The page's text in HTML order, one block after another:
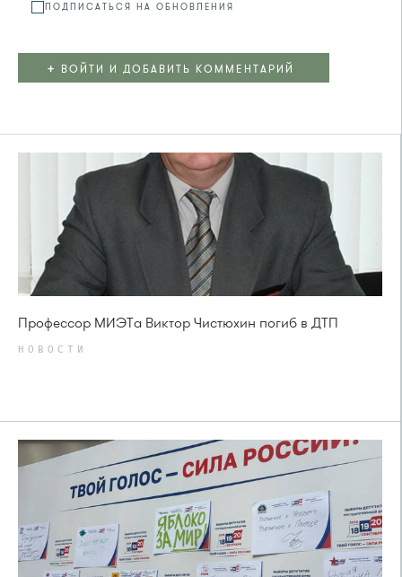
ПОДПИСАТЬСЯ НА ОБНОВЛЕНИЯ
+ ВОЙТИ И ДОБАВИТЬ КОММЕНТАРИЙ
Профессор МИЭТа Виктор Чистюхин погиб в ДТП
НОВОСТИ